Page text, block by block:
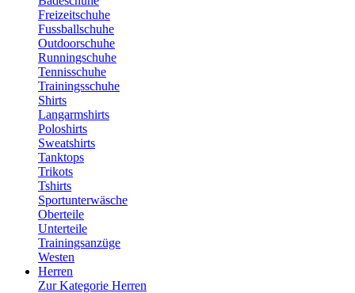
Freizeitschuhe
Fussballschuhe
Outdoorschuhe
Runningschuhe
Tennisschuhe
Trainingsschuhe
Shirts
Langarmshirts
Poloshirts
Sweatshirts
Tanktops
Trikots
Tshirts
Sportunterwäsche
Oberteile
Unterteile
Trainingsanzüge
Westen
Herren
Zur Kategorie Herren